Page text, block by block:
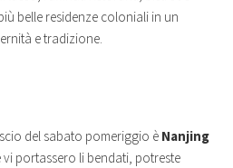
belle residenze coloniali in un
e tradizione.
del sabato pomeriggio è Nanjing
vi portassero li bendati, potreste